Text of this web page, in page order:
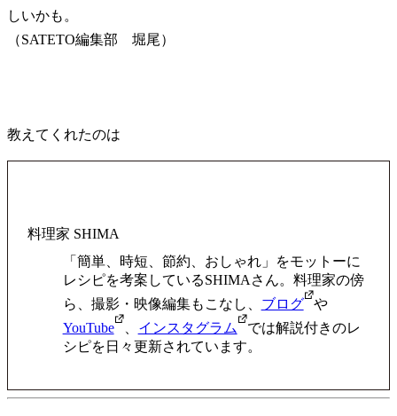
しいかも。
（SATETO編集部 堀尾）
教えてくれたのは
料理家 SHIMA
「簡単、時短、節約、おしゃれ」をモットーに
レシピを考案しているSHIMAさん。料理家の傍
ら、撮影・映像編集もこなし、 ブログ
や
YouTube
インスタグラム
では解説付きのレ
シピを日々更新されています。